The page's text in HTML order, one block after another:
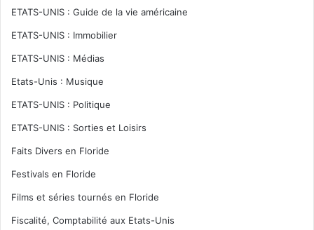
ETATS-UNIS : Guide de la vie américaine
ETATS-UNIS : Immobilier
ETATS-UNIS : Médias
Etats-Unis : Musique
ETATS-UNIS : Politique
ETATS-UNIS : Sorties et Loisirs
Faits Divers en Floride
Festivals en Floride
Films et séries tournés en Floride
Fiscalité, Comptabilité aux Etats-Unis